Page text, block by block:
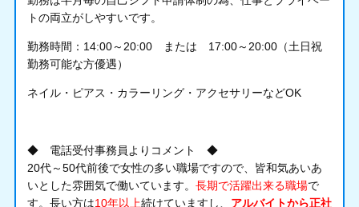
トの両立がしやすいです。
勤務時間：14:00～20:00 または 17:00～20:00（土日祝
勤務可能な方優遇）
ネイル・ピアス・カラーリング・アクセサリーなどOK
◆ 電話受付事務員よりコメント ◆
20代～50代前後で女性の多い職場ですので、皆和気あいあ
いとした雰囲気で働いています。 長期で活躍出来る職場で
す。長い方は10年以上続けていますし、 アルバイトから正社